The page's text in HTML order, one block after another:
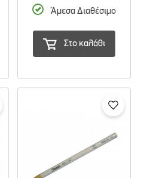
Άμεσα Διαθέσιμο
Στο καλάθι